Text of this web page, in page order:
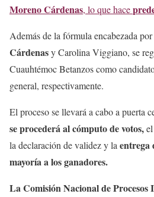
Moreno Cárdenas, lo que hace
Además de la fórmula encabezada por
Cárdenasy Carolina Viggiano, se
Cuauhtémoc Betanzos como
general, respectivamente.
El proceso se llevará a cabo a puerta
se procederá al cómputo de votos,
la declaración de validez y la entrega
mayoría a los ganadores.
La Comisión Nacional de Procesos